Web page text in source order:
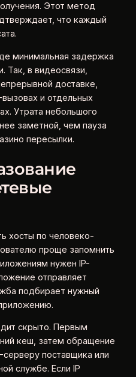
Этот метод
что каждый
минимальная задержка
Так, в видеосвязи,
доставке,
и отдельных
Утрата небольшого
заметной, чем пауза
пересылки.
хосты по человеко-
проще запомнить
нужен IP-
отправляет
подбирает нужный
скрыто. Первым
кеш, затем обращение
поставщика или
службе. Если IP